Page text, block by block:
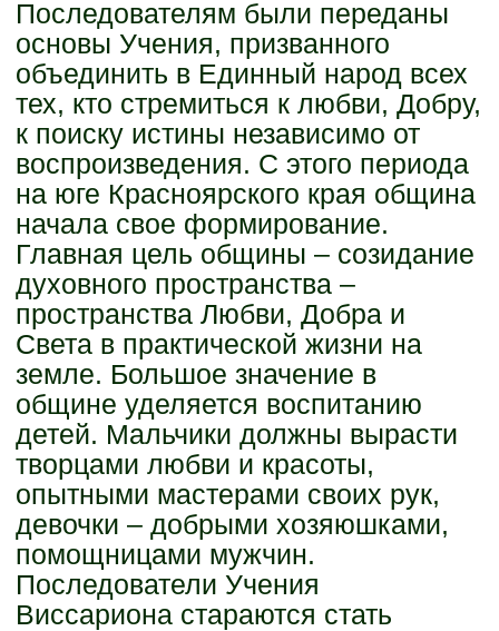
Последователям были переданы
основы Учения, призванного
объединить в Единный народ всех
тех, кто стремиться к любви, Добру,
к поиску истины независимо от
воспроизведения. С этого периода
на юге Красноярского края община
начала свое формирование.
Главная цель общины – созидание
духовного пространства –
пространства Любви, Добра и
Света в практической жизни на
земле. Большое значение в
общине уделяется воспитанию
детей. Мальчики должны вырасти
творцами любви и красоты,
опытными мастерами своих рук,
девочки – добрыми хозяюшками,
помощницами мужчин.
Последователи Учения
Виссариона стараются стать